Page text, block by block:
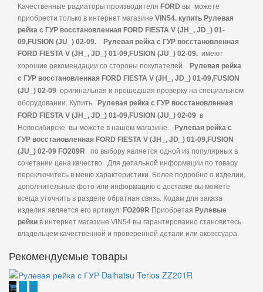
Качественные радиаторы производителя FORD вы можете
приобрести только в интернет магазине VIN54. купить Рулевая
рейка с ГУР восстановленная FORD FIESTA V (JH_, JD_) 01-
09,FUSION (JU_) 02-09.
Рулевая рейка с ГУР восстановленная
FORD FIESTA V (JH_, JD_) 01-09,FUSION (JU_) 02-09. имеют
хорошие рекомендации со стороны покупателей.
Рулевая рейка
с ГУР восстановленная FORD FIESTA V (JH_, JD_) 01-09,FUSION
(JU_) 02-09 оригинальная и прошедшая проверку на специальном
оборудовании. Купить
Рулевая рейка с ГУР восстановленная
FORD FIESTA V (JH_, JD_) 01-09,FUSION (JU_) 02-09 в
Новосибирске вы можете в нашем магазине.
Рулевая рейка с
ГУР восстановленная FORD FIESTA V (JH_, JD_) 01-09,FUSION
(JU_) 02-09 FO209R
по выбору является одной из популярных в
сочетании цена качество. Для детальной информации по товару
переключитесь в меню характеристики. Более подробно о изделии,
дополнительные фото или информацию о доставке вы можете
всегда уточнить в разделе обратная связь. Кодам для заказа
изделия является его артикул: FO209R Приобретая Рулевые
рейки в интернет магазине VIN54 вы гарантированно становитесь
владельцем качественной и проверенной детали или аксессуара.
Рекомендуемые товары